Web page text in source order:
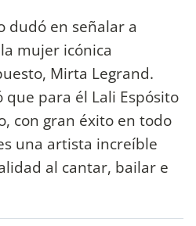
dudó en señalar a
mujer icónica
Mirta Legrand.
que para él Lali Espósito
con gran éxito en todo
una artista increíble
al cantar, bailar e